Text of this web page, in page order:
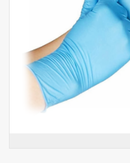
Bonbons pour la bonbonnière
Rouleaux de caisse thermiques
Produits d'hygiène